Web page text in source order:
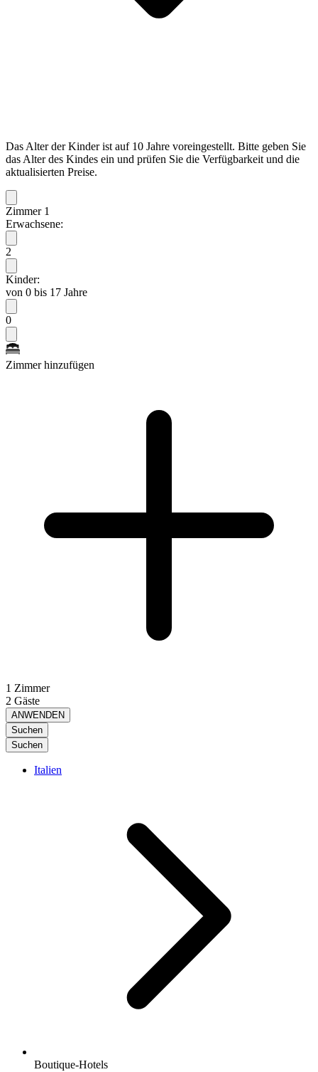
Das Alter der Kinder ist auf 10 Jahre voreingestellt. Bitte geben Sie
das Alter des Kindes ein und prüfen Sie die Verfügbarkeit und die
aktualisierten Preise.
Zimmer 1
Erwachsene:
2
Kinder:
von 0 bis 17 Jahre
0
Zimmer hinzufügen
1 Zimmer
2 Gäste
ANWENDEN
Suchen
Suchen
Italien
Boutique-Hotels